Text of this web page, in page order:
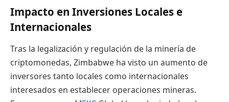
Impacto en Inversiones Locales e
Internacionales
Tras la legalización y regulación de la minería de
criptomonedas, Zimbabwe ha visto un aumento de
inversores tanto locales como internacionales
interesados en establecer operaciones mineras.